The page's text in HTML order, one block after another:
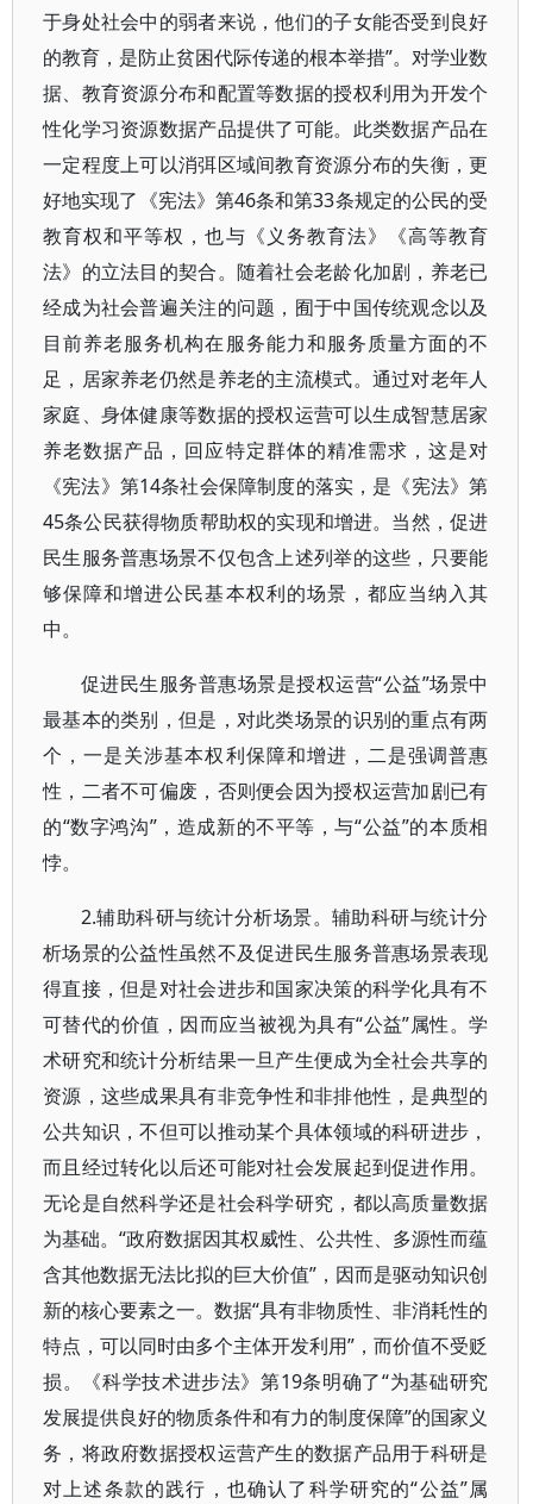
于身处社会中的弱者来说，他们的子女能否受到良好
的教育，是防止贫困代际传递的根本举措”。对学业数
据、教育资源分布和配置等数据的授权利用为开发个
性化学习资源数据产品提供了可能。此类数据产品在
一定程度上可以消弭区域间教育资源分布的失衡，更
好地实现了《宪法》第46条和第33条规定的公民的受
教育权和平等权，也与《义务教育法》《高等教育
法》的立法目的契合。随着社会老龄化加剧，养老已
经成为社会普遍关注的问题，囿于中国传统观念以及
目前养老服务机构在服务能力和服务质量方面的不
足，居家养老仍然是养老的主流模式。通过对老年人
家庭、身体健康等数据的授权运营可以生成智慧居家
养老数据产品，回应特定群体的精准需求，这是对
《宪法》第14条社会保障制度的落实，是《宪法》第
45条公民获得物质帮助权的实现和增进。当然，促进
民生服务普惠场景不仅包含上述列举的这些，只要能
够保障和增进公民基本权利的场景，都应当纳入其
中。
促进民生服务普惠场景是授权运营“公益”场景中
最基本的类别，但是，对此类场景的识别的重点有两
个，一是关涉基本权利保障和增进，二是强调普惠
性，二者不可偏废，否则便会因为授权运营加剧已有
的“数字鸿沟”，造成新的不平等，与“公益”的本质相
悖。
2.辅助科研与统计分析场景。辅助科研与统计分
析场景的公益性虽然不及促进民生服务普惠场景表现
得直接，但是对社会进步和国家决策的科学化具有不
可替代的价值，因而应当被视为具有“公益”属性。学
术研究和统计分析结果一旦产生便成为全社会共享的
资源，这些成果具有非竞争性和非排他性，是典型的
公共知识，不但可以推动某个具体领域的科研进步，
而且经过转化以后还可能对社会发展起到促进作用。
无论是自然科学还是社会科学研究，都以高质量数据
为基础。“政府数据因其权威性、公共性、多源性而蕴
含其他数据无法比拟的巨大价值”，因而是驱动知识创
新的核心要素之一。数据“具有非物质性、非消耗性的
特点，可以同时由多个主体开发利用”，而价值不受贬
损。《科学技术进步法》第19条明确了“为基础研究
发展提供良好的物质条件和有力的制度保障”的国家义
务，将政府数据授权运营产生的数据产品用于科研是
对上述条款的践行，也确认了科学研究的“公益”属